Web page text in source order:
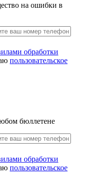
на ошибки в
обработки
пользовательское
бюллетене
обработки
пользовательское